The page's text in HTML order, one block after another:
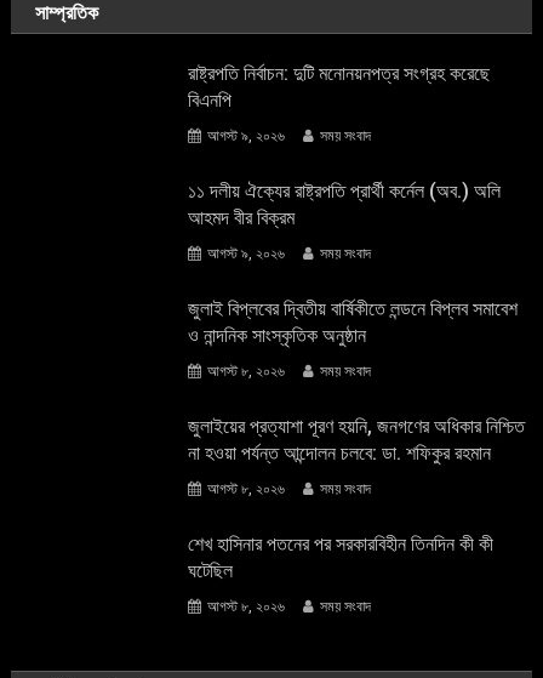
সাম্প্রতিক
রাষ্ট্রপতি নির্বাচন: দুটি মনোনয়নপত্র সংগ্রহ করেছে
বিএনপি
আগস্ট ৯, ২০২৬ সময় সংবাদ
১১ দলীয় ঐক্যের রাষ্ট্রপতি প্রার্থী কর্নেল (অব.) অলি
আহমদ বীর বিক্রম
আগস্ট ৯, ২০২৬ সময় সংবাদ
জুলাই বিপ্লবের দ্বিতীয় বার্ষিকীতে লন্ডনে বিপ্লব সমাবেশ
ও নান্দনিক সাংস্কৃতিক অনুষ্ঠান
আগস্ট ৮, ২০২৬ সময় সংবাদ
জুলাইয়ের প্রত্যাশা পূরণ হয়নি, জনগণের অধিকার নিশ্চিত
না হওয়া পর্যন্ত আন্দোলন চলবে: ডা. শফিকুর রহমান
আগস্ট ৮, ২০২৬ সময় সংবাদ
শেখ হাসিনার পতনের পর সরকারবিহীন তিনদিন কী কী
ঘটেছিল
আগস্ট ৮, ২০২৬ সময় সংবাদ